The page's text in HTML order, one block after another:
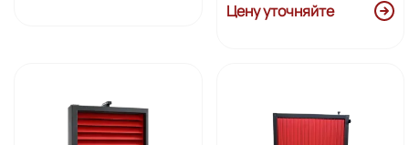
Цену уточняйте